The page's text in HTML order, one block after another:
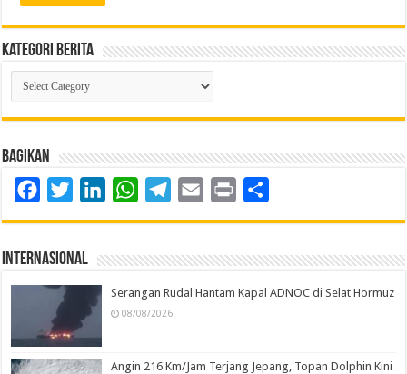
Kategori Berita
Kategori
Berita
Bagikan
FacebookTwitterLinkedInWhatsAppTelegram
Email Print
Internasional
Serangan Rudal Hantam Kapal ADNOC di Selat Hormuz
08/08/2026
Angin 216 Km/Jam Terjang Jepang, Topan Dolphin Kini